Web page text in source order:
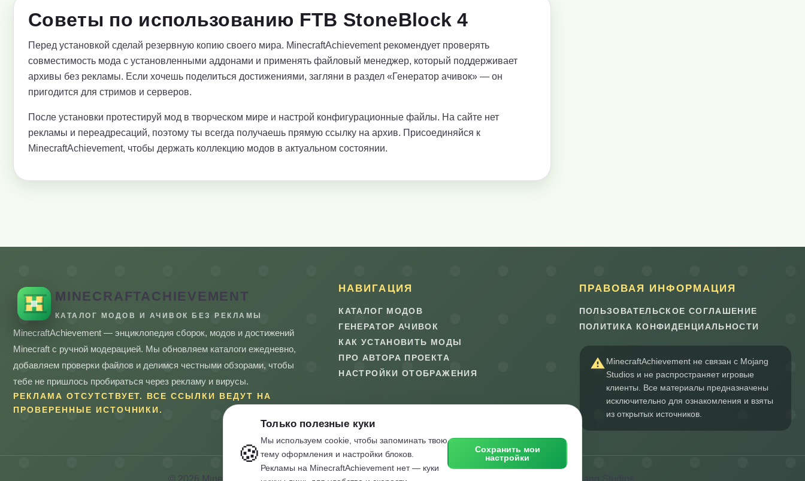
Советы по использованию FTB StoneBlock 4
Перед установкой сделай резервную копию своего мира. MinecraftAchievement рекомендует проверять
совместимость мода с установленными аддонами и применять файловый менеджер, который поддерживает
архивы без рекламы. Если хочешь поделиться достижениями, загляни в раздел «Генератор ачивок» — он
пригодится для стримов и серверов.
После установки протестируй мод в творческом мире и настрой конфигурационные файлы. На сайте нет
рекламы и переадресаций, поэтому ты всегда получаешь прямую ссылку на архив. Присоединяйся к
MinecraftAchievement, чтобы держать коллекцию модов в актуальном состоянии.
MINECRAFTACHIEVEMENT
КАТАЛОГ МОДОВ И АЧИВОК БЕЗ РЕКЛАМЫ
MinecraftAchievement — энциклопедия сборок, модов и достижений
Minecraft с ручной модерацией. Мы обновляем каталоги ежедневно,
добавляем проверки файлов и делимся честными обзорами, чтобы
тебе не пришлось пробираться через рекламу и вирусы.
РЕКЛАМА ОТСУТСТВУЕТ. ВСЕ ССЫЛКИ ВЕДУТ НА
ПРОВЕРЕННЫЕ ИСТОЧНИКИ.
НАВИГАЦИЯ
КАТАЛОГ МОДОВ
ГЕНЕРАТОР АЧИВОК
КАК УСТАНОВИТЬ МОДЫ
ПРО АВТОРА ПРОЕКТА
НАСТРОЙКИ ОТОБРАЖЕНИЯ
ПРАВОВАЯ ИНФОРМАЦИЯ
ПОЛЬЗОВАТЕЛЬСКОЕ СОГЛАШЕНИЕ
ПОЛИТИКА КОНФИДЕНЦИАЛЬНОСТИ
MinecraftAchievement не связан с Mojang
Studios и не распространяет игровые
клиенты. Все материалы предназначены
исключительно для ознакомления и взяты
из открытых источников.
© 2026 MinecraftAchievement.net. Все права на названия Minecraft и Mojang принадлежат Mojang Studios.
🍪
Только полезные куки
Мы используем cookie, чтобы запоминать твою
тему оформления и настройки блоков.
Рекламы на MinecraftAchievement нет — куки
Сохранить мои
настройки